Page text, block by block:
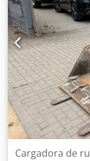
fabricación:
Csdpfeznrnmex
para cizalla/
cilindro, chasis
Cargadora de